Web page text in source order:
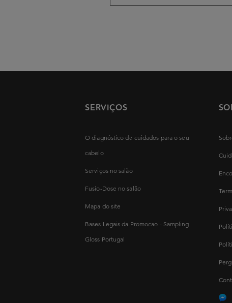
SERVIÇOS
O diagnóstico de cuidados para o seu
cabelo
Serviços no salão
Fusio-Dose no salão
Mapa do site
Bases Legais da Promocao - Sampling
Gloss Portugal